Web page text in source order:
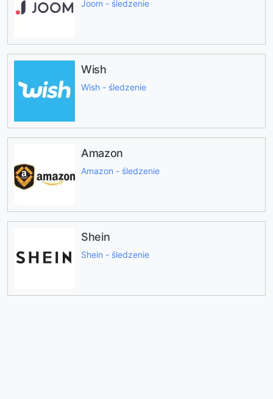
Joom - śledzenie
Wish
Wish - śledzenie
Amazon
Amazon - śledzenie
Shein
Shein - śledzenie